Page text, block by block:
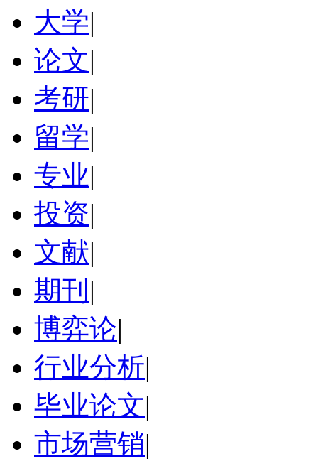
大学|
论文|
考研|
留学|
专业|
投资|
文献|
期刊 |
博弈论|
行业分析|
毕业论文|
市场营销|